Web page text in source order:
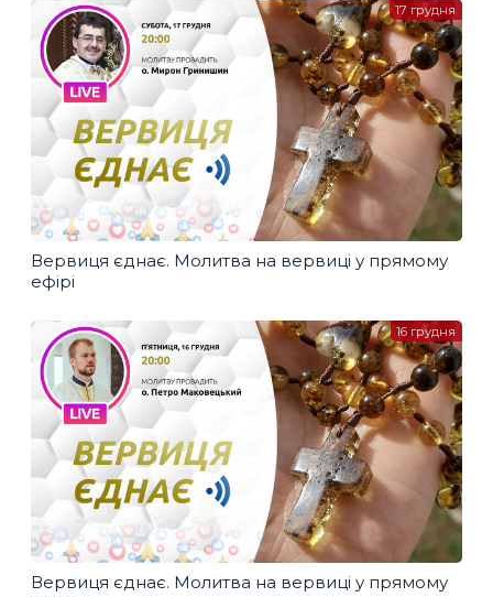
Вервиця єднає. Молитва на вервиці у прямому
ефірі
17 грудня
Вервиця єднає. Молитва на вервиці у прямому
16 грудня